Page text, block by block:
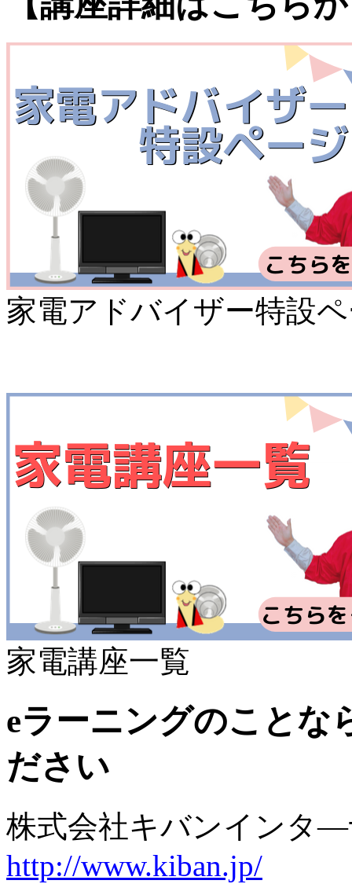
家電アドバイザー特設
家電講座一覧
eラーニングのことな
ださい
株式会社キバンイン
http://www.kiban.jp/